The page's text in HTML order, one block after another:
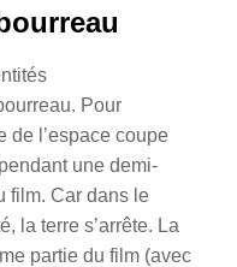
Pour
de l’espace coupe
une demi-
film. Car dans le
la terre s’arrête. La
partie du film (avec